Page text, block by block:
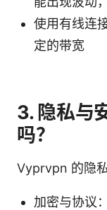
使用有线连
定的带宽
3. 隐私与
吗？
Vyprvpn 的隐
加密与协议